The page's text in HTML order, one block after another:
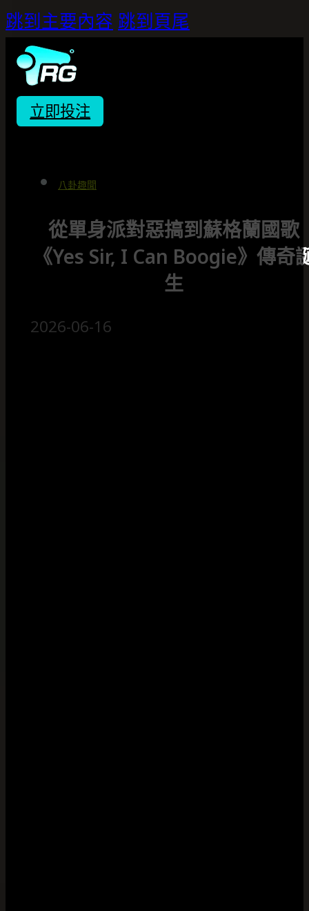
跳到主要內容 跳到頁尾
立即投注
八卦趣聞
從單身派對惡搞到蘇格蘭國歌
《Yes Sir, I Can Boogie》傳奇
生
2026-06-16